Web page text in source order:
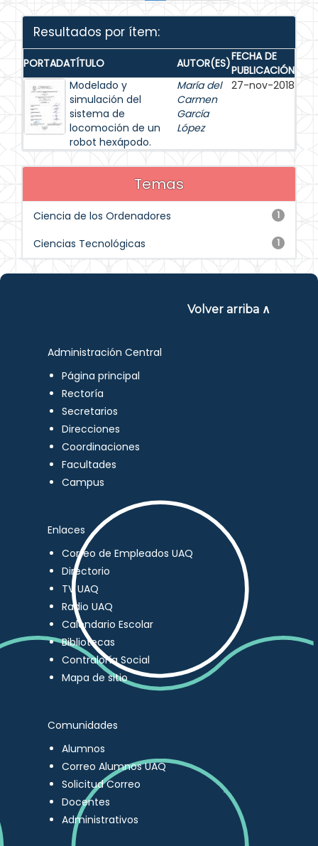
Resultados por ítem:
PORTADATÍTULO AUTOR(ES)FECHA DE
PUBLICACIÓN
Modelado y
simulación del
sistema de
locomoción de un
robot hexápodo.
María del
Carmen
García
López
27-nov-2018
Temas
1
Ciencia de los Ordenadores
1
Ciencias Tecnológicas
Volver arriba ∧
Administración Central
Página principal
Rectoría
Secretarios
Direcciones
Coordinaciones
Facultades
Campus
Enlaces
Correo de Empleados UAQ
Directorio
TV UAQ
Radio UAQ
Calendario Escolar
Bibliotecas
Contraloría Social
Mapa de sitio
Comunidades
Alumnos
Correo Alumnos UAQ
Solicitud Correo
Docentes
Administrativos